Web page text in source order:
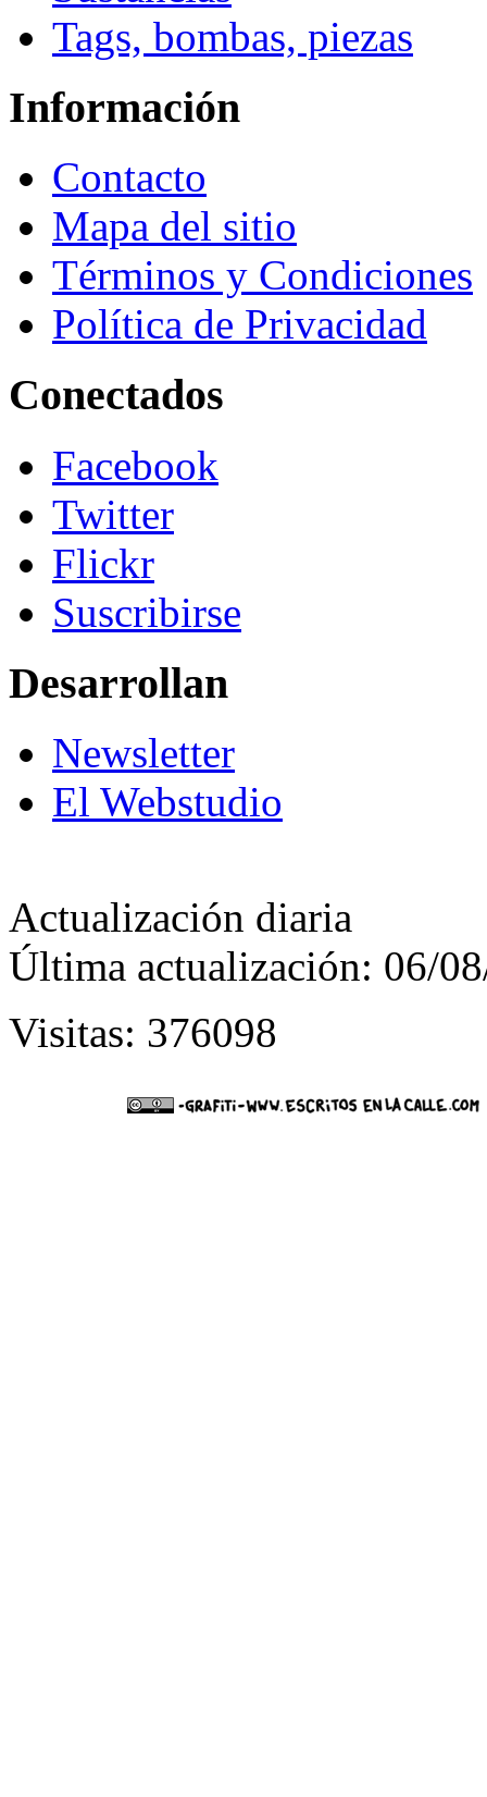
Tags, bombas, piezas
Información
Contacto
Mapa del sitio
Términos y Condiciones
Política de Privacidad
Conectados
Facebook
Twitter
Flickr
Suscribirse
Desarrollan
Newsletter
El Webstudio
Actualización diaria
Última actualización: 06/
Visitas: 376098